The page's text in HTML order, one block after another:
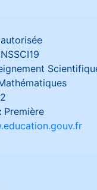
autorisée
Première